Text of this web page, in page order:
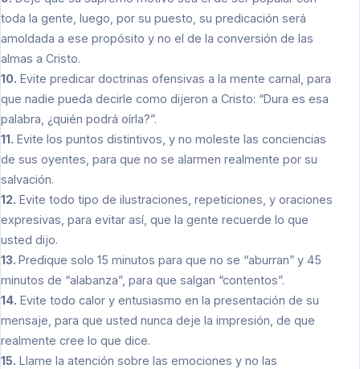
toda la gente, luego, por su puesto, su predicación será
amoldada a ese propósito y no el de la conversión de las
almas a Cristo.
10. Evite predicar doctrinas ofensivas a la mente carnal, para
que nadie pueda decirle como dijeron a Cristo: “Dura es esa
palabra, ¿quién podrá oírla?”.
11. Evite los puntos distintivos, y no moleste las conciencias
de sus oyentes, para que no se alarmen realmente por su
salvación.
12. Evite todo tipo de ilustraciones, repeticiones, y oraciones
expresivas, para evitar así, que la gente recuerde lo que
usted dijo.
13. Predique solo 15 minutos para que no se “aburran” y 45
minutos de “alabanza”, para que salgan “contentos”.
14. Evite todo calor y entusiasmo en la presentación de su
mensaje, para que usted nunca deje la impresión, de que
realmente cree lo que dice.
15. Llame la atención sobre las emociones y no las